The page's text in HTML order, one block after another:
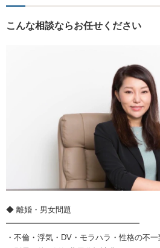
こんな相談ならお任せください
◆ 離婚・男女問題
━━━━━━━━━━━━━━━━━
・不倫・浮気・DV・モラハラ・性格の不